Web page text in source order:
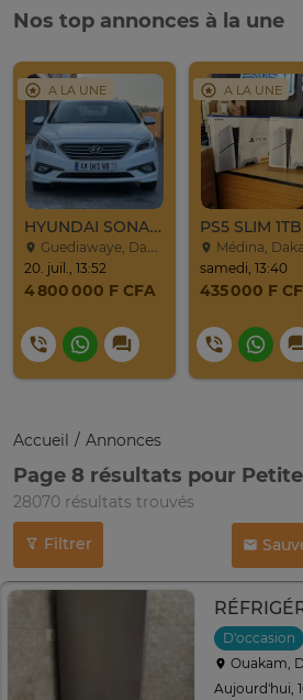
Nos top annonces à la une
A LA UNE
HYUNDAI SONATA 2016
Guediawaye, Dakar
20. juil., 13:52
4 800 000 F CFA
A LA UNE
PS5 SLIM 1TB
Médina,
samedi, 13:40
435 000 F
Accueil Annonces
Page 8 résultats pour
28070 résultats trouvés
Filtrer
D'occasion
Ouakam,
Aujourd'hui,